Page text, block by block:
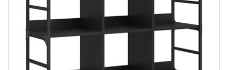
#sharemevidaxl